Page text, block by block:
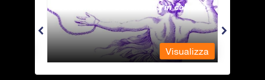
Andromeda - La fanciulla in catene
Visualizza